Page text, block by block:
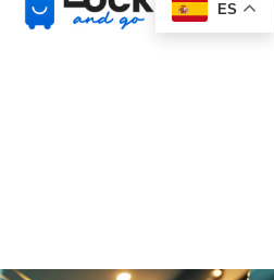
ES